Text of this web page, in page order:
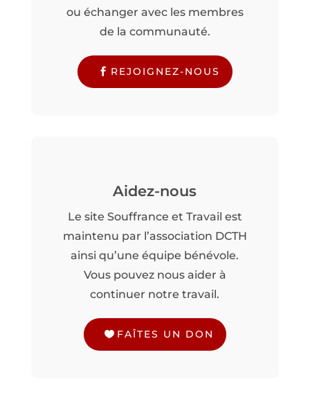
ou échanger avec les membres
de la communauté.
REJOIGNEZ-NOUS
Aidez-nous
Le site Souffrance et Travail est
maintenu par l’association DCTH
ainsi qu’une équipe bénévole.
Vous pouvez nous aider à
continuer notre travail.
FAÎTES UN DON